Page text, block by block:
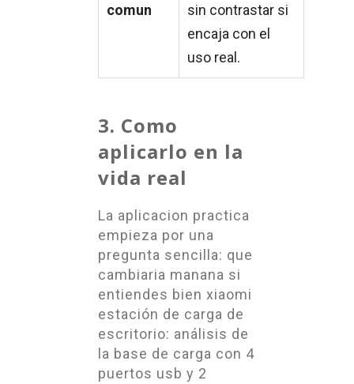
comun
sin contrastar si
encaja con el
uso real.
3. Como
aplicarlo en la
vida real
La aplicacion practica
empieza por una
pregunta sencilla: que
cambiaria manana si
entiendes bien xiaomi
estación de carga de
escritorio: análisis de
la base de carga con 4
puertos usb y 2